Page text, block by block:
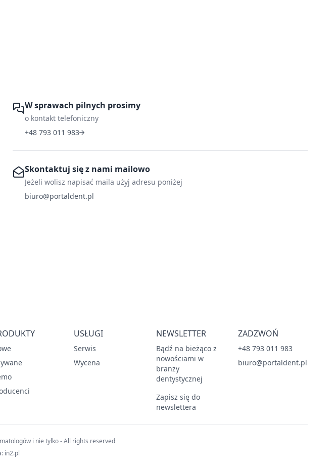
W sprawach pilnych prosimy
o kontakt telefoniczny
+48 793 011 983
Skontaktuj się z nami mailowo
Jeżeli wolisz napisać maila użyj adresu poniżej
biuro@portaldent.pl
USŁUGI
Serwis
Wycena
NEWSLETTER
Bądź na bieżąco z
nowościami w
branży
dentystycznej
Zapisz się do
newslettera
ZADZWOŃ
+48 793 011 983
biuro@portaldent.pl
i nie tylko - All rights reserved
in2.pl